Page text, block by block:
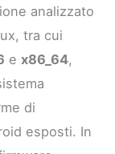
analizzato
tra cui
ex86_64,
di
esposti. In